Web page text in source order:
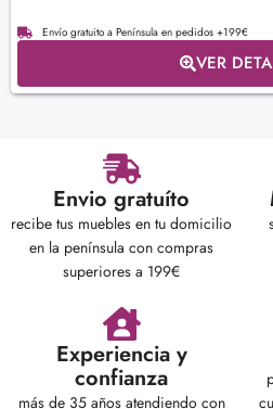
Envío gratuito a Península en pedidos +199€
VER
Envio gratuíto
recibe tus muebles en tu domicilio
en la península con compras
superiores a 199€
Experiencia y
confianza
más de 35 años atendiendo con